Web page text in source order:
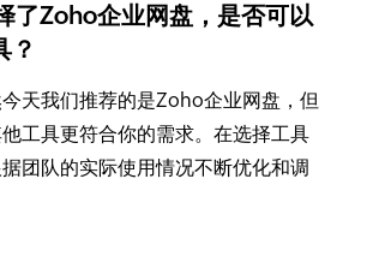
了Zoho企业网盘，是否可以
？
天我们推荐的是Zoho企业网盘，但
工具更符合你的需求。在选择工具
团队的实际使用情况不断优化和调